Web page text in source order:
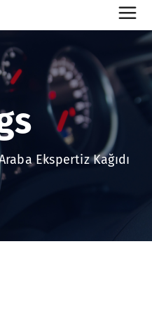
Ekspertiz Kağıdı